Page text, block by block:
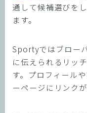
通して候補選びを
ます。
Sportyではブロー
に伝えられるリッ
す。プロフィール
ーページにリンク